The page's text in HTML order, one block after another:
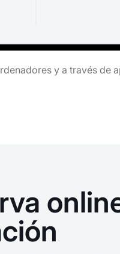
y a través de